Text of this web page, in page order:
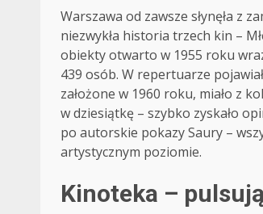
Warszawa od zawsze słynęła z
niezwykła historia trzech kin –
obiekty otwarto w 1955 roku
439 osób. W repertuarze
założone w 1960 roku, miało z
w dziesiątkę – szybko zyskało
po autorskie pokazy Saury –
artystycznym poziomie.
Kinoteka –